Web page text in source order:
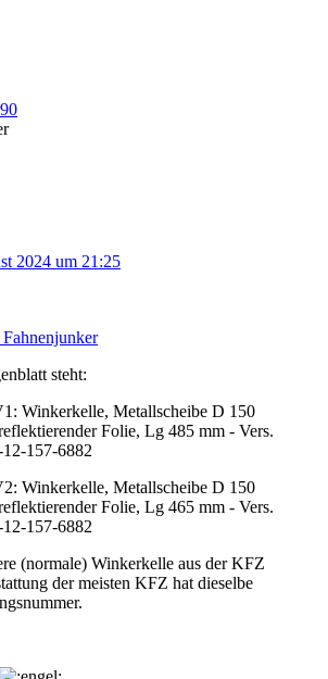
2024 um 21:25
steht:
Winkerkelle, Metallscheibe D 150
Folie, Lg 485 mm - Vers.
157-6882
Winkerkelle, Metallscheibe D 150
Folie, Lg 465 mm - Vers.
157-6882
(normale) Winkerkelle aus der KFZ
der meisten KFZ hat dieselbe